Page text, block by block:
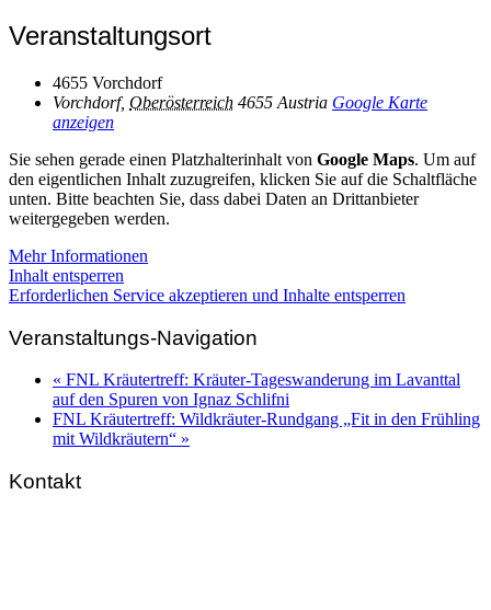
Veranstaltungsort
4655 Vorchdorf
Vorchdorf, Oberösterreich 4655 Austria Google Karte
anzeigen
Sie sehen gerade einen Platzhalterinhalt von Google Maps. Um auf
den eigentlichen Inhalt zuzugreifen, klicken Sie auf die Schaltfläche
unten. Bitte beachten Sie, dass dabei Daten an Drittanbieter
weitergegeben werden.
Mehr Informationen
Inhalt entsperren
Erforderlichen Service akzeptieren und Inhalte entsperren
Veranstaltungs-Navigation
« FNL Kräutertreff: Kräuter-Tageswanderung im Lavanttal
auf den Spuren von Ignaz Schlifni
FNL Kräutertreff: Wildkräuter-Rundgang „Fit in den Frühling
mit Wildkräutern“ »
Kontakt